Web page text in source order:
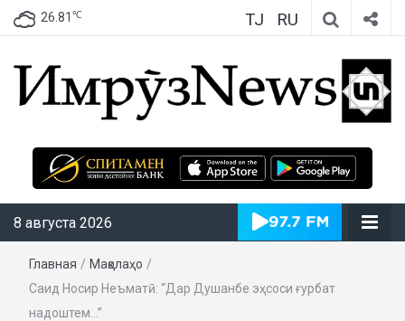
26.81 ℃ TJ RU
ИмрӯзNews
8 августа 2026
Главная / Мақолаҳо /
Саид Носир Неъматӣ: “Дар Душанбе эҳсоси ғурбат
надоштем…”